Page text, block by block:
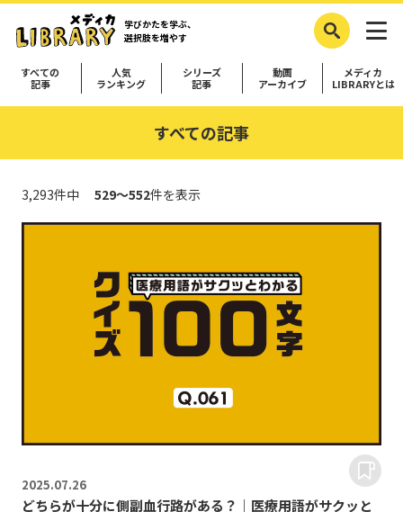
学びかたを学ぶ、
選択肢を増やす
すべての
記事
人気
ランキング
シリーズ
記事
動画
アーカイブ
メディカ
LIBRARYとは
すべての記事
3,293件中 529～552件を表示
2025.07.26
どちらが十分に側副血行路がある？｜医療用語がサクッと